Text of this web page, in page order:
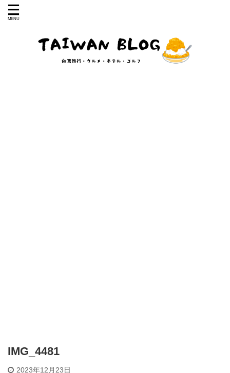
IMG_4481
2023年12月23日